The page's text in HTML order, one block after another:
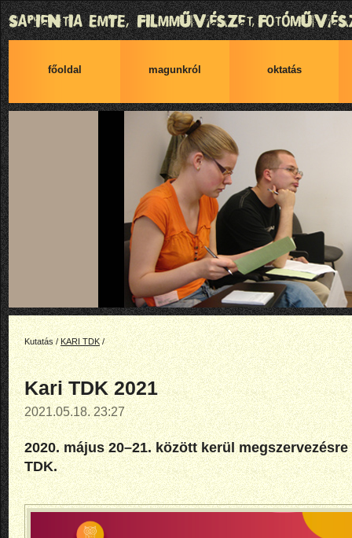
főoldal magunkról oktatás
Kutatás /KARI TDK/
Kari TDK 2021
2021.05.18. 23:27
2020. május 20–21. között kerül
TDK.